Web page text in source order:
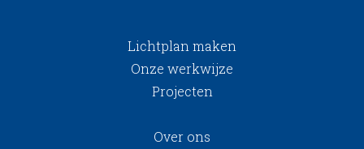
Lichtplan maken
Onze werkwijze
Projecten
Over ons